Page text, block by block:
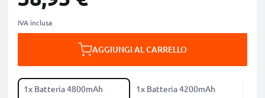
IVA inclusa
AGGIUNGI AL CARRELLO
1x Batteria 4800mAh 1x Batteria 4200mAh